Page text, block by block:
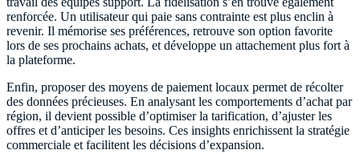
renforcée. Un utilisateur qui paie sans contrainte est plus enclin à
revenir. Il mémorise ses préférences, retrouve son option favorite
lors de ses prochains achats, et développe un attachement plus fort à
la plateforme.
Enfin, proposer des moyens de paiement locaux permet de récolter
des données précieuses. En analysant les comportements d’achat par
région, il devient possible d’optimiser la tarification, d’ajuster les
offres et d’anticiper les besoins. Ces insights enrichissent la stratégie
commerciale et facilitent les décisions d’expansion.